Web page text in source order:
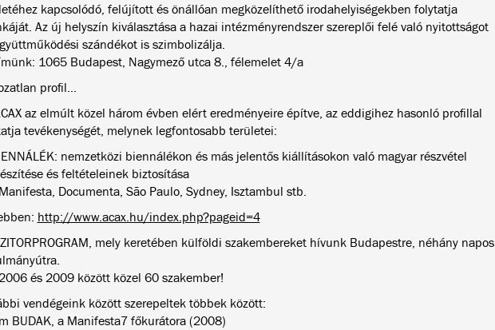
kapcsolódó, felújított és önállóan megközelíthető irodahelyiségekben folytatja
Az új helyszín kiválasztása a hazai intézményrendszer szereplői felé való nyitottságot
szándékot is szimbolizálja.
1065 Budapest, Nagymező utca 8., félemelet 4/a
profil...
az elmúlt közel három évben elért eredményeire építve, az eddigihez hasonló profillal
tevékenységét, melynek legfontosabb területei:
nemzetközi biennálékon és más jelentős kiállításokon való magyar részvétel
és feltételeinek biztosítása
Documenta, São Paulo, Sydney, Isztambul stb.
http://www.acax.hu/index.php?pageid=4
mely keretében külföldi szakembereket hívunk Budapestre, néhány napos
és 2009 között közel 60 szakember!
vendégeink között szerepeltek többek között:
BUDAK, a Manifesta7 főkurátora (2008)